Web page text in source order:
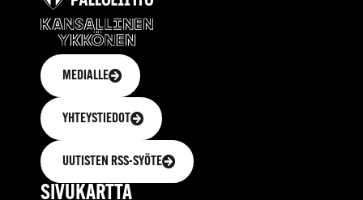
MEDIALLE
YHTEYSTIEDOT
UUTISTEN RSS-SYÖTE
SIVUKARTTA